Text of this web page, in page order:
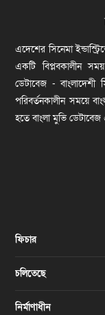
এদেশের সিনেমা
একটি বিপ্লবকালীন
ডেটাবেজ - বাংলাদেশী
পরিবর্তনকালীন সময়ে
হতে বাংলা মুভি
ফিচার
চলিতেছে
নির্মাণাধীন